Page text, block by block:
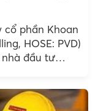
cổ phần Khoan
HOSE: PVD)
nhà đầu tư